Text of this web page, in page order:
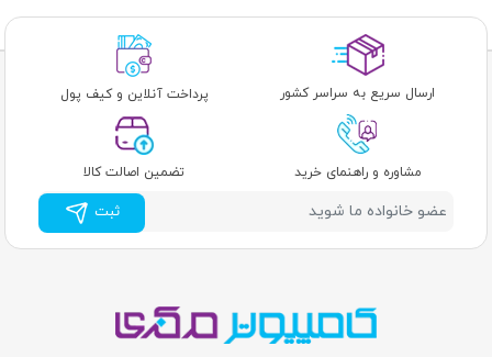
ارسال سریع به سراسر کشور پرداخت آنلاین و کیف پول
مشاوره و راهنمای خرید تضمین اصالت کالا
ثبت